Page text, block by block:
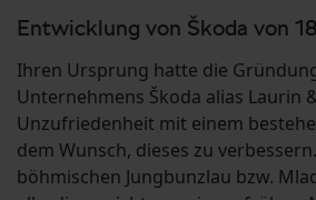
Entwicklung von Škoda von
Ihren Ursprung hatte die
Unternehmens Škoda alias Laurin
Unzufriedenheit mit einem
dem Wunsch, dieses zu
böhmischen Jungbunzlau bzw.